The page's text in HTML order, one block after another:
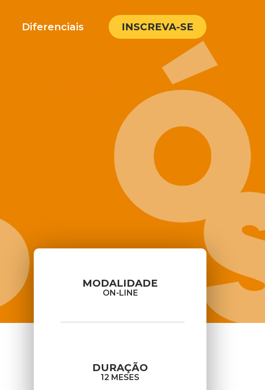
Diferenciais INSCREVA-SE
MODALIDADE
ON-LINE
DURAÇÃO
12 MESES